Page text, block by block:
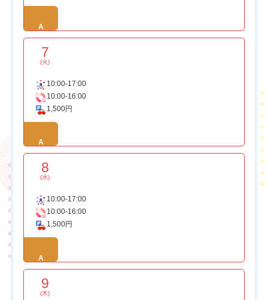
A
7
(火)
10:00-17:00
10:00-16:00
1,500円
A
8
(水)
10:00-17:00
10:00-16:00
1,500円
A
9
(木)